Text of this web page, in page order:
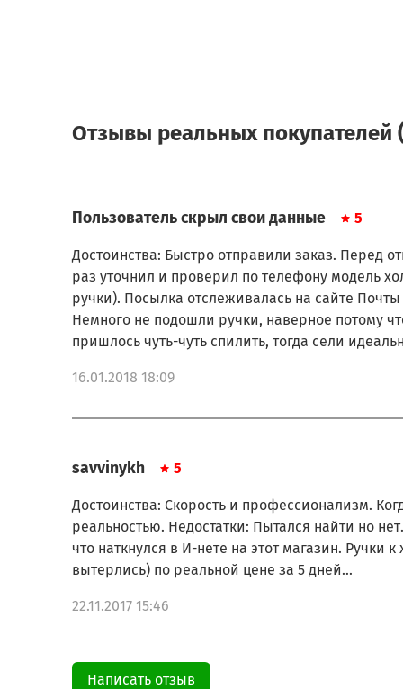
Отзывы реальных покупателей
Пользователь скрыл свои данные 5
Достоинства: Быстро отправили заказ. Перед
раз уточнил и проверил по телефону модель
ручки). Посылка отслеживалась на сайте Почты
Немного не подошли ручки, наверное потому
пришлось чуть-чуть спилить, тогда сели
16.01.2018 18:09
savvinykh 5
Достоинства: Скорость и профессионализм.
реальностью. Недостатки: Пытался найти но
что наткнулся в И-нете на этот магазин. Ручки
вытерлись) по реальной цене за 5 дней...
22.11.2017 15:46
Написать отзыв